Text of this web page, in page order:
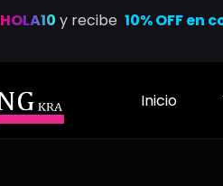
HOLA10 y recibe 10% OFF en
Inicio